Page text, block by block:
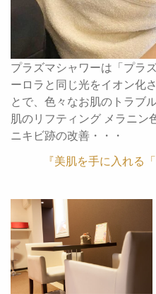
プラズマシャワーは「プラ
ーロラと同じ光をイオン化
とで、色々なお肌のトラブ
肌のリフティング メラニン
ニキビ跡の改善・・・
『美肌を手に入れる